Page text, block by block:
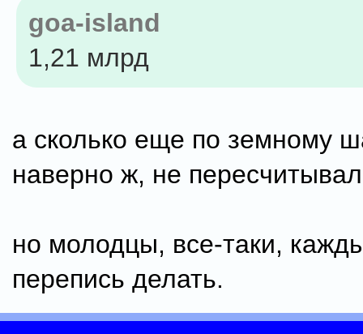
goa-island
1,21 млрд
а сколько еще по земному
наверно ж, не
но молодцы, все-таки,
перепись делать.